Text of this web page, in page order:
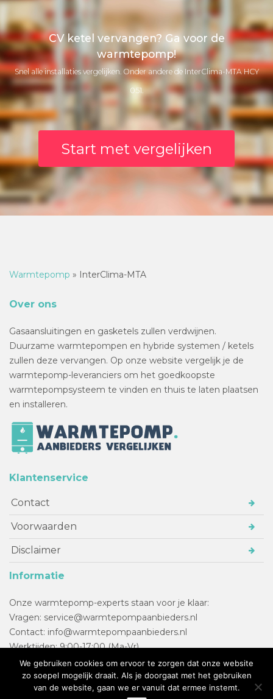
CV ketel vervangen? Ga voor de
warmtepomp!
Snel alle installaties vergelijken. Onder andere de InterClima-MTA HCY
051.
Start met vergelijken
Warmtepomp » InterClima-MTA
Over ons
Gasaansluitingen en gasketels zullen verdwijnen.
Duurzame warmtepompen en hybride systemen / ketels
zullen deze vervangen. Op onze website vergelijk je de
warmtepomp-leveranciers om het goedkoopste
warmtepompsysteem te vinden en thuis te laten plaatsen
en installeren.
Klantenservice
Contact
Voorwaarden
Disclaimer
Informatie
Onze warmtepomp-experts staan voor je klaar:
Vragen: service@warmtepompaanbieders.nl
Contact: info@warmtepompaanbieders.nl
Werktijden: 9:00-17:00 (Ma-Vr)
Copyright © 2017 - 2023 Warmtepomp. Alle rechten
We gebruiken cookies om ervoor te zorgen dat onze website
zo soepel mogelijk draait. Als je doorgaat met het gebruiken
van de website, gaan we er vanuit dat ermee instemt.